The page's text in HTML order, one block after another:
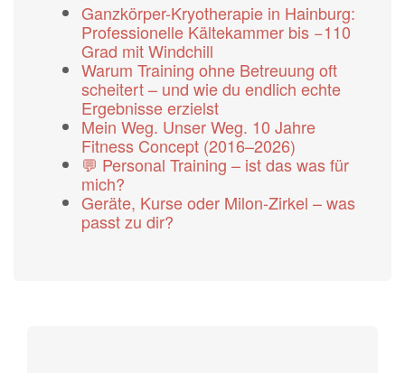
Ganzkörper-Kryotherapie in Hainburg:
Professionelle Kältekammer bis −110
Grad mit Windchill
Warum Training ohne Betreuung oft
scheitert – und wie du endlich echte
Ergebnisse erzielst
Mein Weg. Unser Weg. 10 Jahre
Fitness Concept (2016–2026)
💬 Personal Training – ist das was für
mich?
Geräte, Kurse oder Milon-Zirkel – was
passt zu dir?